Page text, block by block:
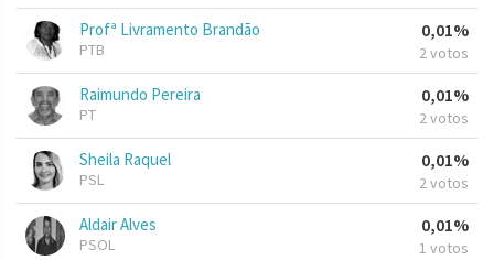
Profª Livramento Brandão
PTB
0,01%
2 votos
Raimundo Pereira
PT
0,01%
2 votos
Sheila Raquel
PSL
0,01%
2 votos
Aldair Alves
PSOL
0,01%
1 votos